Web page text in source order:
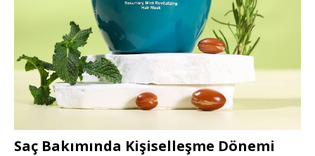
Saç Bakımında Kişiselleşme Dönemi